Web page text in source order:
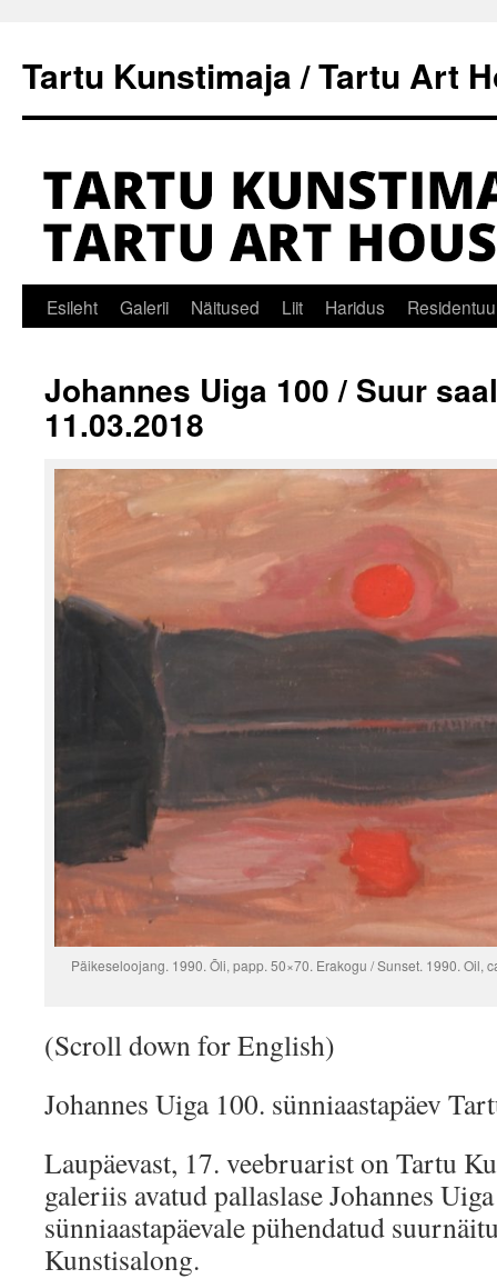
Tartu Kunstimaja / Tartu Art
Liigu
juurde
Esileht Galerii Näitused Liit Haridus
Johannes Uiga 100 / Suur
11.03.2018
Päikeseloojang. 1990. Õli, papp. 50×70. Erakogu / Sunset. 1990. Oil,
(Scroll down for English)
Johannes Uiga 100. sünniaastapäev
Laupäevast, 17. veebruarist on Tartu
galeriis avatud pallaslase Johannes
sünniaastapäevale pühendatud
Kunstisalong.